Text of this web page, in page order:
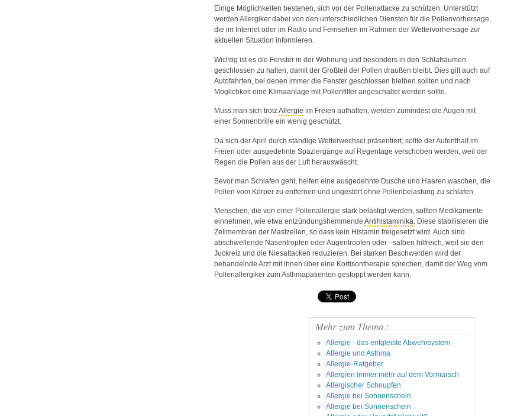
Einige Möglichkeiten bestehen, sich vor der Pollenattacke zu schützen. Unterstützt
werden Allergiker dabei von den unterschiedlichen Diensten für die Pollenvorhersage,
die im Internet oder im Radio und Fernsehen im Rahmen der Wettervorhersage zur
aktuellen Situation informieren.
Wichtig ist es die Fenster in der Wohnung und besonders in den Schlafräumen
geschlossen zu halten, damit der Großteil der Pollen draußen bleibt. Dies gilt auch auf
Autofahrten, bei denen immer die Fenster geschlossen bleiben sollten und nach
Möglichkeit eine Klimaanlage mit Pollenfilter angeschaltet werden sollte.
Muss man sich trotzAllergie im Freien aufhalten, werden zumindest die Augen mit
einer Sonnenbrille ein wenig geschützt.
Da sich der April durch ständige Wetterwechsel präsentiert, sollte der Aufenthalt im
Freien oder ausgedehnte Spaziergänge auf Regentage verschoben werden, weil der
Regen die Pollen aus der Luft herauswäscht.
Bevor man Schlafen geht, helfen eine ausgedehnte Dusche und Haaren waschen, die
Pollen vom Körper zu entfernen und ungestört ohne Pollenbelastung zu schlafen.
Menschen, die von einer Pollenallergie stark belästigt werden, sollten Medikamente
einnehmen, wie etwa entzündungshemmende Antihistaminika. Diese stabilisieren die
Zellmembran der Mastzellen, so dass kein Histamin freigesetzt wird. Auch sind
abschwellende Nasentropfen oder Augentropfen oder –salben hilfreich, weil sie den
Juckreiz und die Niesattacken reduzieren. Bei starken Beschwerden wird der
behandelnde Arzt mit ihnen über eine Kortisontherapie sprechen, damit der Weg vom
Pollenallergiker zum Asthmapatienten gestoppt werden kann.
Mehr zum Thema :
Allergie - das entgleiste Abwehrsystem
Allergie und Asthma
Allergie-Ratgeber
Allergien immer mehr auf dem Vormarsch
Allergischer Schnupfen
Allergie bei Sonnenschein
Allergie bei Sonnenschein